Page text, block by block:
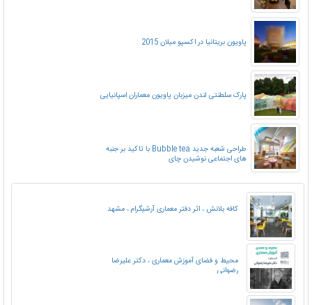
پاویون بریتانیا در اکسپو میلان 2015
پارک سلطنتی لندن میزبان پاویون معماران اسپانیایی
طراحی شعبه جدید Bubble tea با تاکید بر جنبه
های اجتماعی نوشیدن چای
کافه بلانش ، اثر دفتر معماری آرشیگرام ، مشهد
محیط و فضای آموزش معماری ، دکتر علیرضا
رضوانی